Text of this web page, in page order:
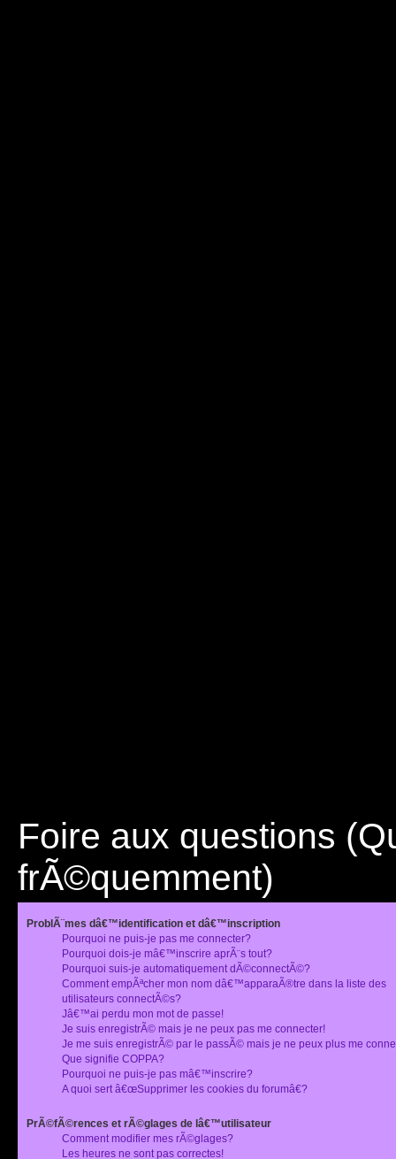
Foire aux questions
frÃ©quemment)
ProblÃ¨mes dâ€™identification et dâ€™inscription
Pourquoi ne puis-je pas me connecter?
Pourquoi dois-je mâ€™inscrire aprÃ¨s tout?
Pourquoi suis-je automatiquement dÃ©connectÃ©?
Comment empÃªcher mon nom dâ€™apparaÃ®tre dans la liste des
utilisateurs connectÃ©s?
Jâ€™ai perdu mon mot de passe!
Je suis enregistrÃ© mais je ne peux pas me connecter!
Je me suis enregistrÃ© par le passÃ© mais je ne peux plus me
Que signifie COPPA?
Pourquoi ne puis-je pas mâ€™inscrire?
A quoi sert â€œSupprimer les cookies du forumâ€?
PrÃ©fÃ©rences et rÃ©glages de lâ€™utilisateur
Comment modifier mes rÃ©glages?
Les heures ne sont pas correctes!